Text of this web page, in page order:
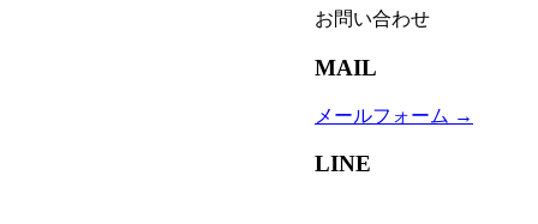
お問い合わせ
MAIL
メールフォーム →
LINE